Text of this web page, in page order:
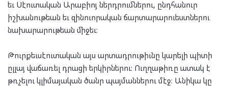
եւ Սէուտական Արաբիոյ ներդրումներու, ընդհանուր
իշխանութեան եւ զինուորական ճարտարարուեստներու
նախարարութեան միջեւ։
Թուրքեւսէուտական այս արտադրութիւնը կարելի պիտի
ըլլայ վաճառել դրացի երկիրներու։ Ուղղաթիռը ատակ է
թռչելու կլիմայական ծանր պայմաններու մէջ։ Անիկա կը